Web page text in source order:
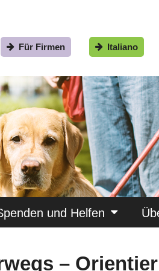
Italiano
Für Firmen
und Helfen
–